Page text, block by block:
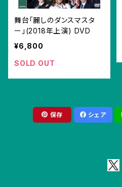
舞台「麗しのダンスマスタ
ー」(2018年上演) DVD
¥6,800
SOLD OUT
保存 シェア